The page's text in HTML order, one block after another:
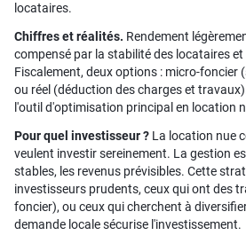
locataires.
Chiffres et réalités. Rendement
compensé par la stabilité des locataires et
Fiscalement, deux options : micro-foncier
ou réel (déduction des charges et
l'outil d'optimisation principal en location
Pour quel investisseur ? La location nue
veulent investir sereinement. La gestion
stables, les revenus prévisibles. Cette
investisseurs prudents, ceux qui ont des
foncier), ou ceux qui cherchent à
demande locale sécurise l'investissement.